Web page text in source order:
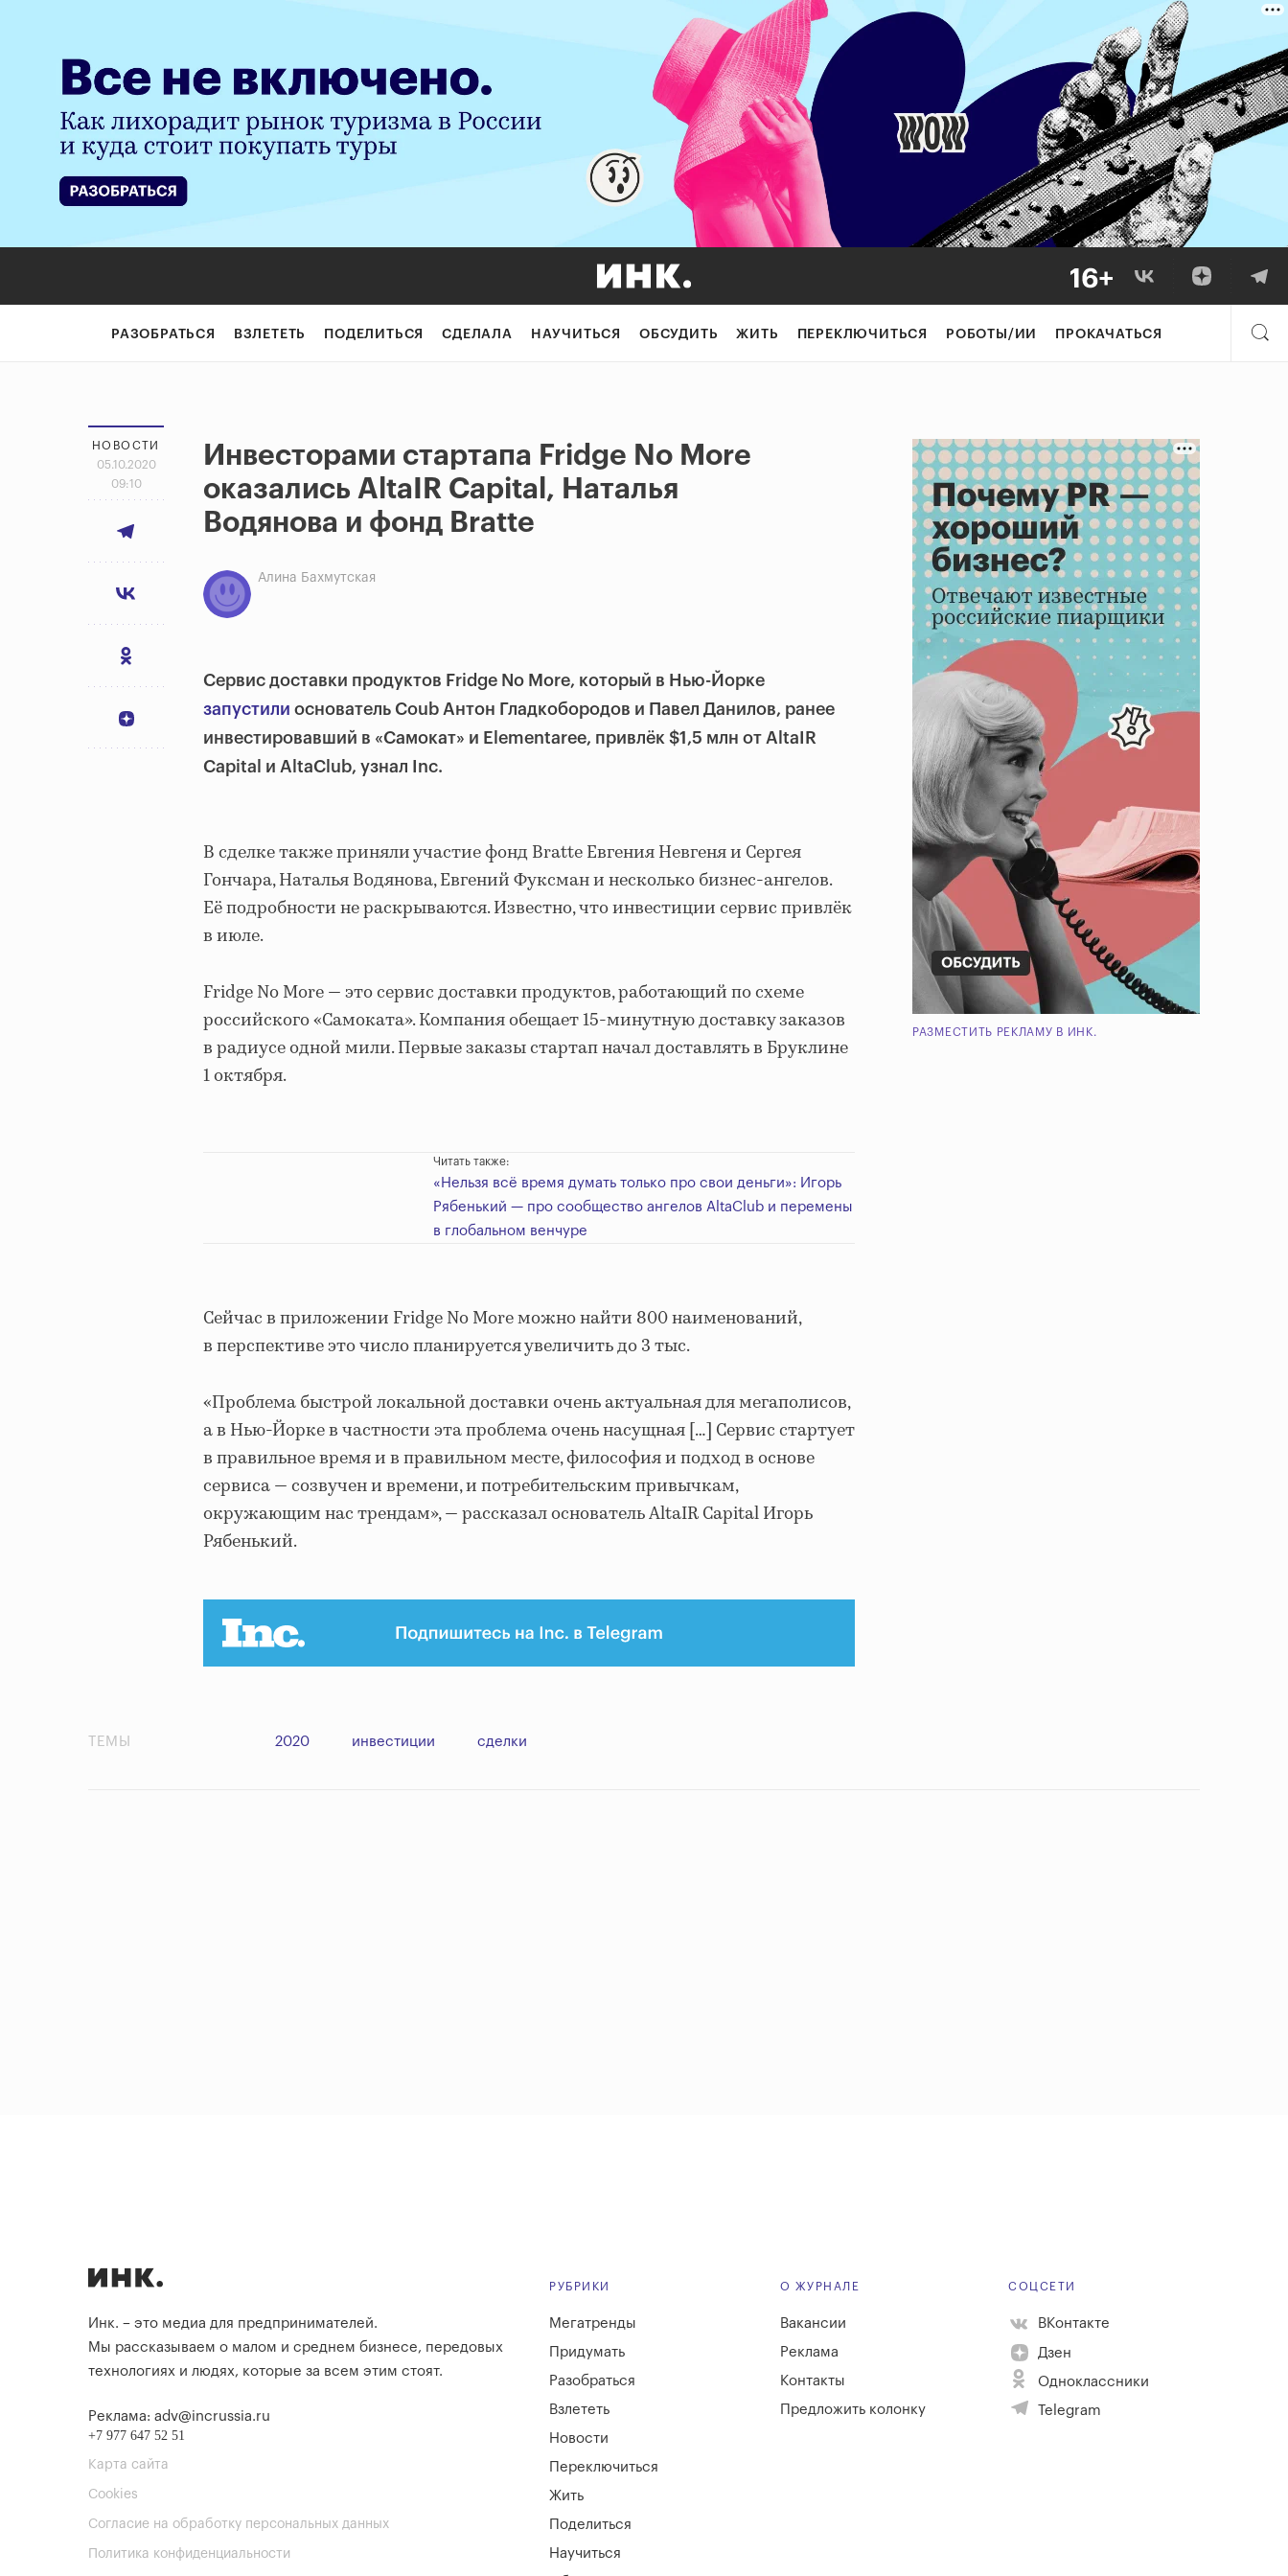
РАЗОБРАТЬСЯ ВЗЛЕТЕТЬ ПОДЕЛИТЬСЯ СДЕЛАЛА НАУЧИТЬСЯ ОБСУДИТЬ ЖИТЬ ПЕРЕКЛЮЧИТЬСЯ РОБОТЫ/ИИ ПРОКАЧАТЬСЯ
НОВОСТИ
05.10.2020
09:10
Инвесторами стартапа Fridge No More
оказались AltaIR Capital, Наталья
Водянова и фонд Bratte
Алина Бахмутская
Сервис доставки продуктов Fridge No More, который в Нью-Йорке
запустили основатель Coub Антон Гладкобородов и Павел Данилов, ранее
инвестировавший в «Самокат» и Elementaree, привлёк $1,5 млн от AltaIR
Capital и AltaClub, узнал Inc.
В сделке также приняли участие фонд Bratte Евгения Невгеня и Сергея
Гончара, Наталья Водянова, Евгений Фуксман и несколько бизнес-ангелов.
Её подробности не раскрываются. Известно, что инвестиции сервис привлёк
в июле.
Fridge No More — это сервис доставки продуктов, работающий по схеме
российского «Самоката». Компания обещает 15-минутную доставку заказов
в радиусе одной мили. Первые заказы стартап начал доставлять в Бруклине
1 октября.
Читать также:
«Нельзя всё время думать только про свои деньги»: Игорь
Рябенький — про сообщество ангелов AltaClub и перемены
в глобальном венчуре
Сейчас в приложении Fridge No More можно найти 800 наименований,
в перспективе это число планируется увеличить до 3 тыс.
«Проблема быстрой локальной доставки очень актуальная для мегаполисов,
а в Нью-Йорке в частности эта проблема очень насущная […] Сервис стартует
в правильное время и в правильном месте, философия и подход в основе
сервиса — созвучен и времени, и потребительским привычкам,
окружающим нас трендам», — рассказал основатель AltaIR Capital Игорь
Рябенький.
РАЗМЕСТИТЬ РЕКЛАМУ В ИНК.
ТЕМЫ 2020 инвестиции сделки
Инк. – это медиа для предпринимателей.
Мы рассказываем о малом и среднем бизнесе, передовых
технологиях и людях, которые за всем этим стоят.
Реклама: adv@incrussia.ru
+7 977 647 52 51
Карта сайта
Cookies
Согласие на обработку персональных данных
Политика конфиденциальности
РУБРИКИ
Мегатренды
Придумать
Разобраться
Взлететь
Новости
Переключиться
Жить
Поделиться
Научиться
О ЖУРНАЛЕ
Вакансии
Реклама
Контакты
Предложить колонку
СОЦСЕТИ
ВКонтакте
Дзен
Одноклассники
Telegram